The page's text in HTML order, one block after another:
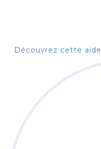
Découvrez cette aide